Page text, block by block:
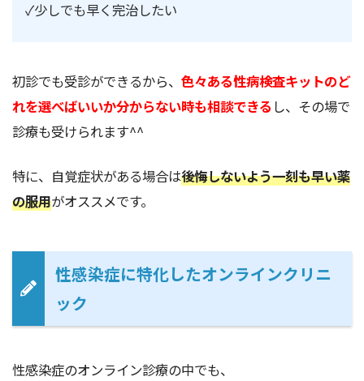
✓少しでも早く完治したい
初診でも受診ができるから、 色々ある性病検査キットのど
れを選べばいいか分からない時も相談できる し、その場で
診療も受けられます^^
特に、自覚症状がある場合は後悔しないよう一刻も早い薬
の服用がオススメです。
性感染症に特化したオンラインクリニ
ック
性感染症のオンライン診療の中でも、